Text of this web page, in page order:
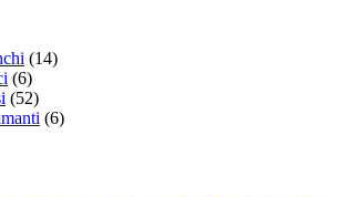
(14)
(6)
(52)
(6)